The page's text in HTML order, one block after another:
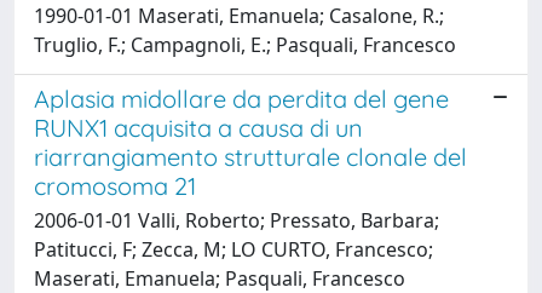
1990-01-01 Maserati, Emanuela; Casalone, R.;
Truglio, F.; Campagnoli, E.; Pasquali, Francesco
Aplasia midollare da perdita del gene
RUNX1 acquisita a causa di un
riarrangiamento strutturale clonale del
cromosoma 21
2006-01-01 Valli, Roberto; Pressato, Barbara;
Patitucci, F; Zecca, M; LO CURTO, Francesco;
Maserati, Emanuela; Pasquali, Francesco